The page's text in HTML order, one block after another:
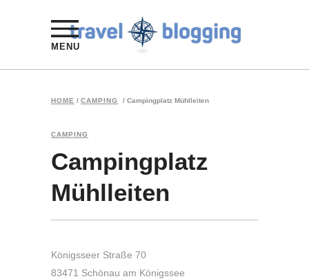
MENU
HOME / CAMPING / Campingplatz Mühlleiten
CAMPING
Campingplatz
Mühlleiten
Königsseer Straße 70
83471 Schönau am Königssee